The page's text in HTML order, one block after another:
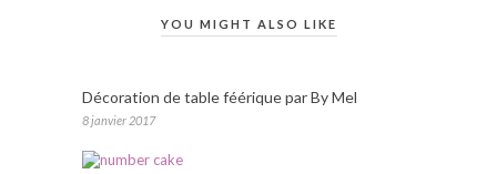
YOU MIGHT ALSO LIKE
Décoration de table féérique par By Mel
8 janvier 2017